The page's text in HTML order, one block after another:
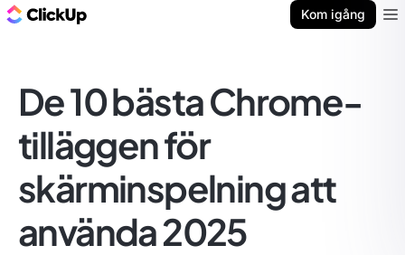
Kom igång
De 10 bästa Chrome-
tilläggen för
skärminspelning att
använda 2025